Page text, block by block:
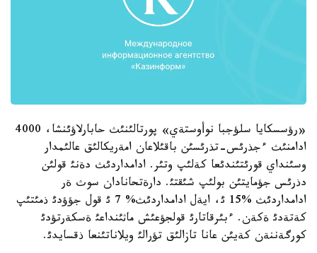
«رؤسسكايا سلؤجبا نوأوستةي» پورتالئنئث حابارلاؤئنشا، 4000
ادامنئث ءجذرئس-تذرئسئن باقئلاعان امةريكالئق عالئمدار
وسئنداي قورئتئندئعا كةلئپ وتئر. ادامداردئث دةنئ قولئن
دذرئس جؤمايتئن بولئپ شئقتئ. دارةتحانادان سوث ةر
ادامداردئث %15 ئ، ايةل ادامداردئث% 7 ئ قول جؤؤدئ ذمئتئپ
كةتةدئ ةكةن. ءبئرقاتارئ قولجؤعئش ماثئنداعئ ةسكةرتؤدئ
كورگةننةن كةيئن عانا تازالئق تؤرالئ ويلاناتئنعا ذقسايدئ.